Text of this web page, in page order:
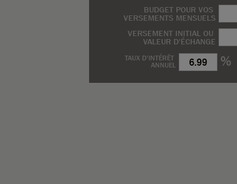
BUDGET POUR VOS
VERSEMENTS MENSUELS
VERSEMENT INITIAL OU
VALEUR D'ÉCHANGE
TAUX D'INTÉRÊT
ANNUEL
%